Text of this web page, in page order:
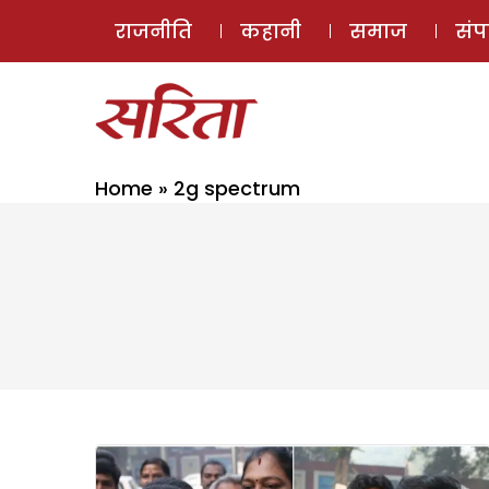
राजनीति कहानी समाज
Home » 2g spectrum